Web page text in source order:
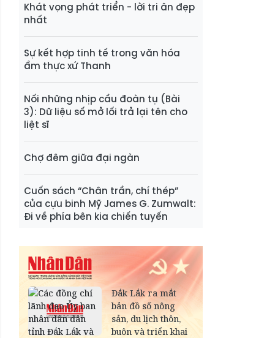
Khát vọng phát triển - lời tri ân đẹp
nhất
Sự kết hợp tinh tế trong văn hóa
ẩm thực xứ Thanh
Nối những nhịp cầu đoàn tụ (Bài
3): Dữ liệu số mở lối trả lại tên cho
liệt sĩ
Chợ đêm giữa đại ngàn
Cuốn sách “Chân trần, chí thép”
của cựu binh Mỹ James G. Zumwalt:
Đi về phía bên kia chiến tuyến